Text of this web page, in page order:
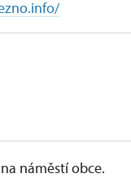
náměstí obce.